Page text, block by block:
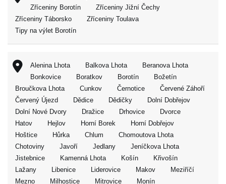
Zříceniny Borotín
Zříceniny Jižní Čechy
Zříceniny Táborsko
Zříceniny Toulava
Tipy na výlet Borotín
Alenina Lhota Balkova Lhota
Beranova Lhota
Bonkovice
Boratkov Borotín
Božetín
Broučkova Lhota
Cunkov Černotice
Červené Záhoří
Červený Újezd
Dědice Dědičky
Dolní Dobřejov
Dolní Nové Dvory
Dražice Drhovice
Dvorce
Hatov
Hejlov Horní Borek
Horní Dobřejov
Hoštice
Hůrka Chlum
Chomoutova Lhota
Chotoviny
Javoří Jedlany
Jeníčkova Lhota
Jistebnice
Kamenná Lhota Košín
Křivošín
Lažany
Libenice Liderovice Makov
Meziříčí
Mezno
Milhostice Mitrovice Monín